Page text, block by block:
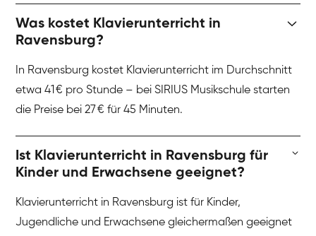
Was kostet Klavierunterricht in
Ravensburg?
In Ravensburg kostet Klavierunterricht im Durchschnitt
etwa 41 € pro Stunde – bei SIRIUS Musikschule starten
die Preise bei 27 € für 45 Minuten.
Ist Klavierunterricht in Ravensburg für
Kinder und Erwachsene geeignet?
Klavierunterricht in Ravensburg ist für Kinder,
Jugendliche und Erwachsene gleichermaßen geeignet